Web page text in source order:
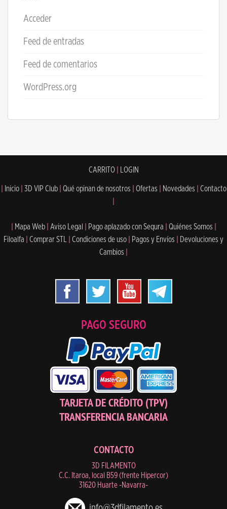
Acceder
Feed de entradas
Feed de comentarios
WordPress.org
CARRITO| LOGIN
Inicio 3D VIP Club Qué opinan de nosotros Ofertas Novedades
Contacto
Mapa Web Aviso Legal Pago aplazado con Sequra Quiénes Somos
Filoalfa
Comprar STL Condiciones de uso Pagos y Envíos
Devoluciones y
Cambios
PAGO SEGURO
TARJETA DE CRÉDITO (TPV)
TRANSFERENCIA BANCARIA
CONTACTO
3D FILAMENTO
C.C. Itaroa, local B59 (frente Hipercor)
31620 Huarte -Navarra-